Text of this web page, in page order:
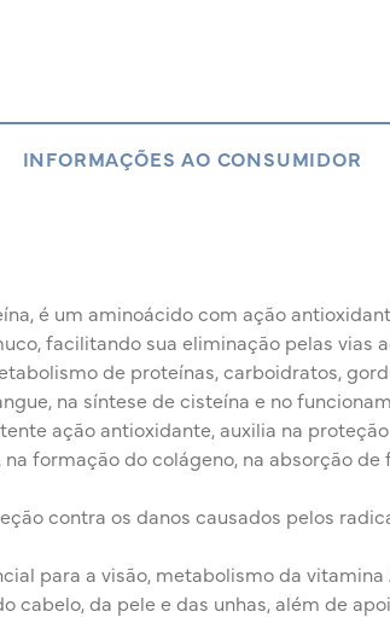
INFORMAÇÕES AO CONSUMIDOR
é um aminoácido com ação
facilitando sua eliminação pelas vias
de proteínas, carboidratos,
na síntese de cisteína e no
ação antioxidante, auxilia na
formação do colágeno, na absorção
contra os danos causados pelos
para a visão, metabolismo da
cabelo, da pele e das unhas, além de